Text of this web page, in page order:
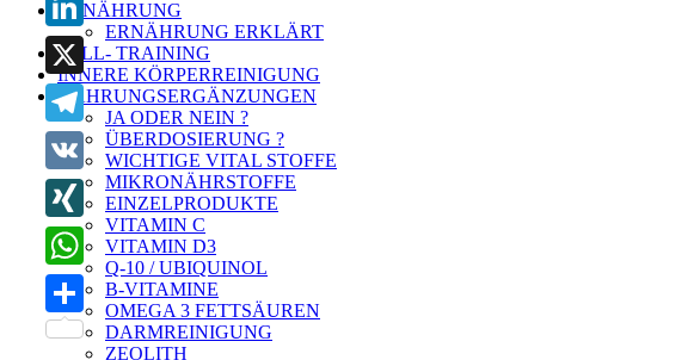
ERNÄHRUNG
ERNÄHRUNG ERKLÄRT
ZELL- TRAINING
INNERE KÖRPERREINIGUNG
NAHRUNGSERGÄNZUNGEN
JA ODER NEIN ?
ÜBERDOSIERUNG ?
WICHTIGE VITAL STOFFE
MIKRONÄHRSTOFFE
EINZELPRODUKTE
VITAMIN C
VITAMIN D3
Q-10 / UBIQUINOL
B-VITAMINE
OMEGA 3 FETTSÄUREN
DARMREINIGUNG
ZEOLITH
LinkedIn
X
Telegram
VK
XING
WhatsApp
Teilen